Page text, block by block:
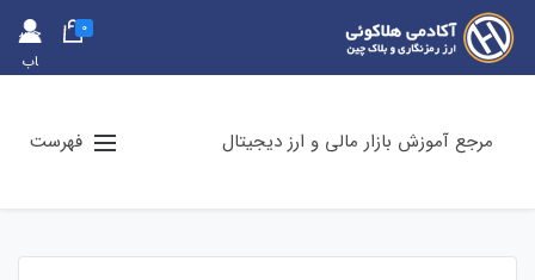
حس
اب
0
مرجع آموزش بازار مالی و ارز دیجیتال فهرست